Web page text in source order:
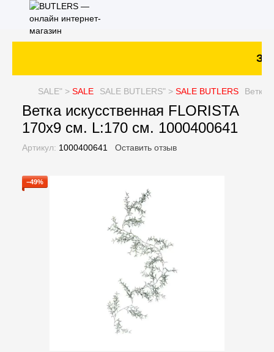
SALE" > SALE SALE BUTLERS" > SALE BUTLERS Ветка
Ветка искусственная FLORISTA
170x9 см. L:170 см. 1000400641
Артикул: 1000400641 Оставить отзыв
−49%